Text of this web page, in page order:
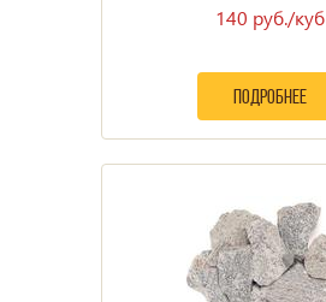
140 руб./куб
подробнее